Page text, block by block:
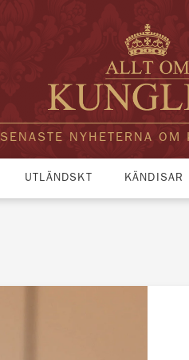
SENASTE NYHETERNA OM
UTLÄNDSKT KÄNDISAR